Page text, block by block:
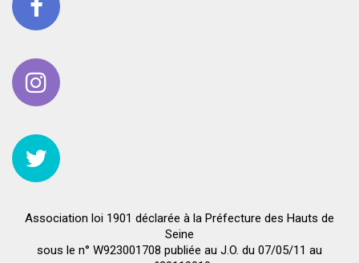
Association loi 1901 déclarée à la Préfecture des Hauts de
Seine
sous le n° W923001708 publiée au J.O. du 07/05/11 au